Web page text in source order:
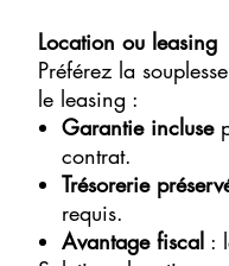
Location ou leasing
Préférez la
le leasing :
Garantie incluse
contrat.
Trésorerie
requis.
Avantage fiscal: